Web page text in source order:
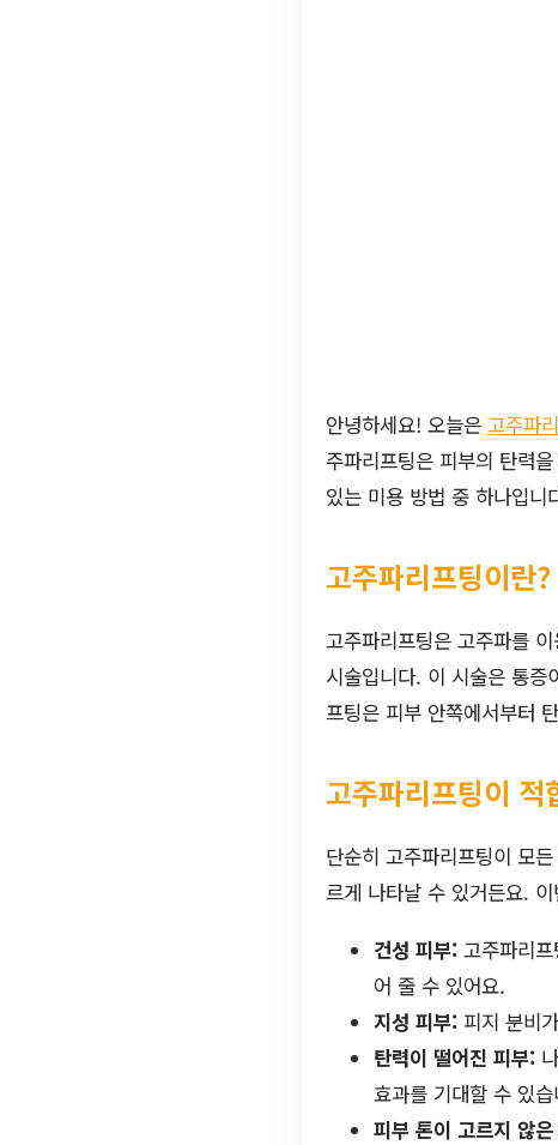
안녕하세요! 오늘은 고주파
주파리프팅은 피부의 탄력
있는 미용 방법 중 하나입니
고주파리프팅이란?
고주파리프팅은 고주파를
시술입니다. 이 시술은 통증
프팅은 피부 안쪽에서부터
고주파리프팅이 적
단순히 고주파리프팅이 모
르게 나타날 수 있거든요.
건성 피부: 고주파리
어 줄 수 있어요.
지성 피부: 피지 분비
탄력이 떨어진 피부:
효과를 기대할 수 있
피부 톤이 고르지 않